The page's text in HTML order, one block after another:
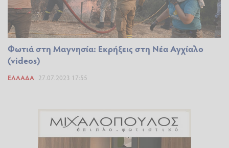
Φωτιά στη Μαγνησία: Εκρήξεις στη Νέα Αγχίαλο
(videos)
ΕΛΛΆΔΑ 27.07.2023 17:55